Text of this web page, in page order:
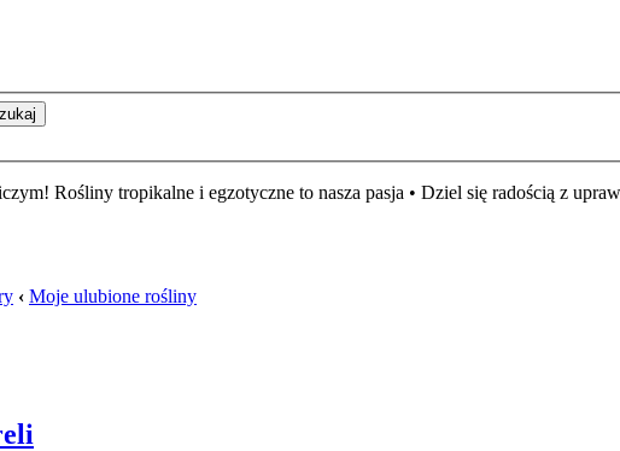
Rośliny tropikalne i egzotyczne to nasza pasja • Dziel się radością z
‹ Moje ulubione rośliny